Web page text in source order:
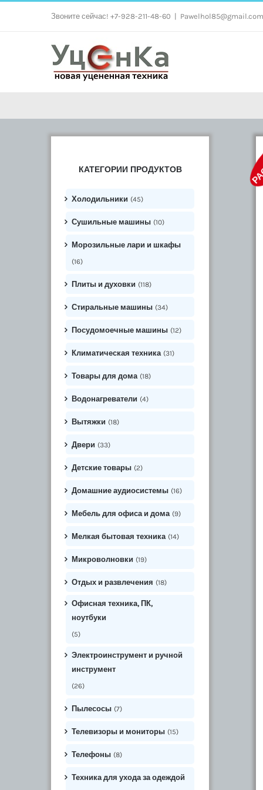
Звоните сейчас! +7-928-211-48-60 Pawelhol85@gmail.com
КАТЕГОРИИ ПРОДУКТОВ
Холодильники (45)
Сушильные машины (10)
Морозильные лари и шкафы
(16)
Плиты и духовки (118)
Стиральные машины (34)
Посудомоечные машины (12)
Климатическая техника (31)
Товары для дома (18)
Водонагреватели (4)
Вытяжки (18)
Двери (33)
Детские товары (2)
Домашние аудиосистемы (16)
Мебель для офиса и дома (9)
Мелкая бытовая техника (14)
Микроволновки (19)
Отдых и развлечения (18)
Офисная техника, ПК,
ноутбуки
(5)
Электроинструмент и ручной
инструмент
(26)
Пылесосы (7)
Телевизоры и мониторы (15)
Телефоны (8)
Техника для ухода за одеждой